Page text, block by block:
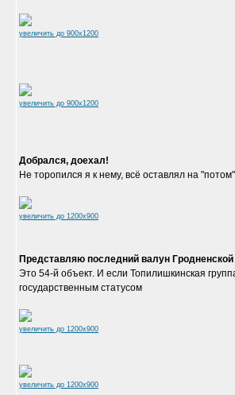
увеличить до 900x1200
увеличить до 900x1200
Добрался, доехал!
Не торопился я к нему, всё оставлял на
увеличить до 1200x900
Представляю последний валун Гродненской
Это 54-й объект. И если Топилишкинская
государственным статусом
увеличить до 1200x900
увеличить до 1200x900